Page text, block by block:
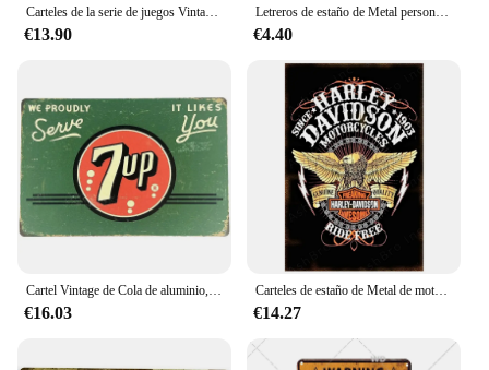
Carteles de la serie de juegos Vintage, placa de estaño de Metal, colección de fanáticos de los juegos, placas decorativas Retro, decoración de pared artística para sala de juegos en el hogar
€13.90
Letreros de estaño de Metal personalizados, placa Retro, decoración del hogar, cartel de arte de pared de hierro, placas de texto personalizadas, letrero de calle, 20x30cm/15x30cm/30x30cm
€4.40
€16.03
Carteles de estaño de Metal de motocicletas indias Vintage, carteles de pared, placa, pintura de hierro, decoración para sala de juegos, cafetería, garaje, Club, Bar, Pubs
€14.27